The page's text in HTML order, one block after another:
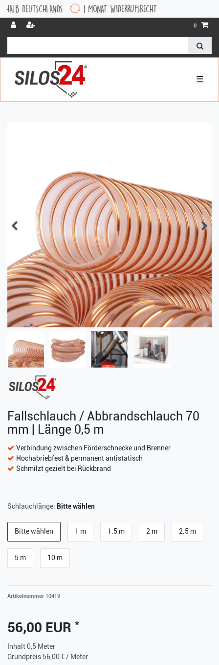
1 MONAT WIDERRUFSRECHT
0
☰
Fallschlauch / Abbrandschlauch 70
mm | Länge 0,5 m
Verbindung zwischen Förderschnecke und Brenner
Hochabriebfest & permanent antistatisch
Schmilzt gezielt bei Rückbrand
Schlauchlänge: Bitte wählen
Bitte wählen 1 m 1.5 m 2 m 2.5 m
5 m 10 m
Artikelnummer 10419
56,00 EUR *
Inhalt0,5 Meter
Grundpreis 56,00 € / Meter